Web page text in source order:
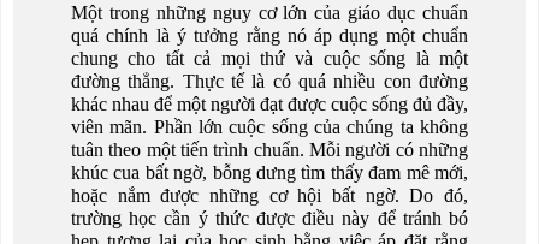
Một trong những nguy cơ lớn của giáo dục chuẩn
quá chính là ý tưởng rằng nó áp dụng một chuẩn
chung cho tất cả mọi thứ và cuộc sống là một
đường thẳng. Thực tế là có quá nhiều con đường
khác nhau để một người đạt được cuộc sống đủ đầy,
viên mãn. Phần lớn cuộc sống của chúng ta không
tuân theo một tiến trình chuẩn. Mỗi người có những
khúc cua bất ngờ, bỗng dưng tìm thấy đam mê mới,
hoặc nắm được những cơ hội bất ngờ. Do đó,
trường học cần ý thức được điều này để tránh bó